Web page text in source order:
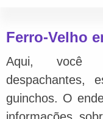
Ferro-Velho
Aqui, você
despachantes,
guinchos. O